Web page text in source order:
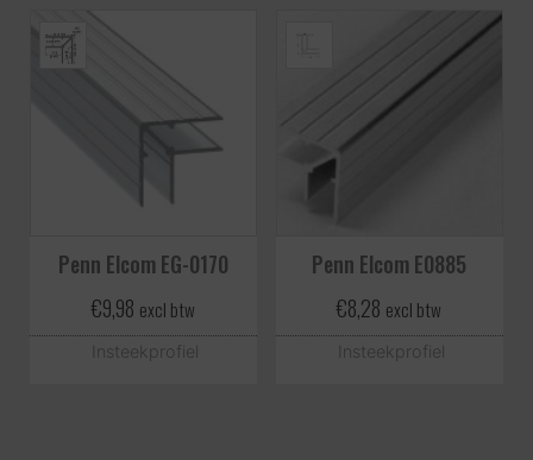
Penn Elcom EG-0170
€9,98 excl btw
Insteekprofiel
Penn Elcom E0885
€8,28 excl btw
Insteekprofiel